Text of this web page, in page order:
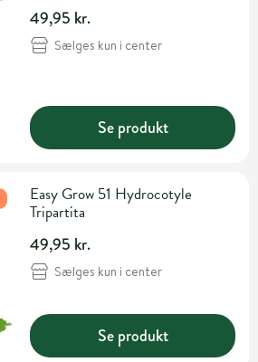
49,95 kr.
Sælges kun i center
Se produkt
Easy Grow 51 Hydrocotyle
Tripartita
49,95 kr.
Sælges kun i center
Se produkt